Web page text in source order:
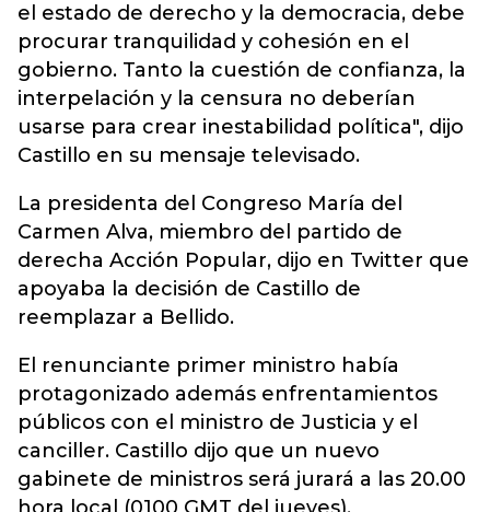
el estado de derecho y la democracia, debe
procurar tranquilidad y cohesión en el
gobierno. Tanto la cuestión de confianza, la
interpelación y la censura no deberían
usarse para crear inestabilidad política", dijo
Castillo en su mensaje televisado.
La presidenta del Congreso María del
Carmen Alva, miembro del partido de
derecha Acción Popular, dijo en Twitter que
apoyaba la decisión de Castillo de
reemplazar a Bellido.
El renunciante primer ministro había
protagonizado además enfrentamientos
públicos con el ministro de Justicia y el
canciller. Castillo dijo que un nuevo
gabinete de ministros será jurará a las 20.00